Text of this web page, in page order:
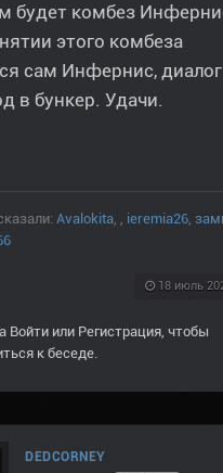
будет комбез
этого комбеза
сам Инфернис,
в бункер. Удачи.
Avalokita, , ieremia26,
18 июль
Войти или Регистрация, чтобы
к беседе.
DEDCORNEY